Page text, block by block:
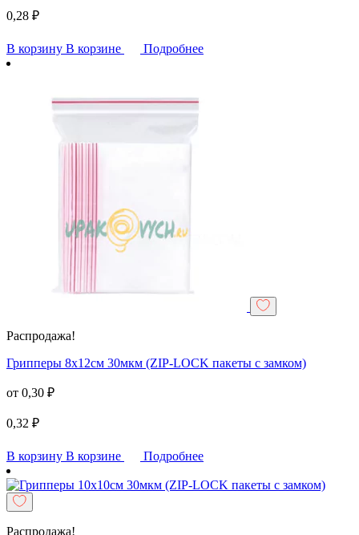
0,28 ₽
В корзину В корзине Подробнее
Распродажа!
Грипперы 8х12см 30мкм (ZIP-LOCK пакеты с замком)
от 0,30 ₽
0,32 ₽
В корзину В корзине Подробнее
Распродажа!